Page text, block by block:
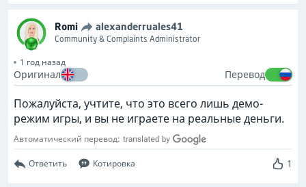
Romi alexanderruales41
Community & Complaints Administrator
1 год назад
Оригинал Перевод
Пожалуйста, учтите, что это всего лишь демо-
режим игры, и вы не играете на реальные деньги.
Автоматический перевод:
Ответить Котировка 1